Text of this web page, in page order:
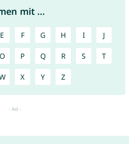
mit ...
E F G H I J
O P Q R S T
X Y Z